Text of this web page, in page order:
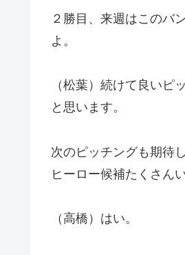
２勝目、来週はこのバ
よ。
（松葉）続けて良いピ
と思います。
次のピッチングも期待
ヒーロー候補たくさん
（高橋）はい。